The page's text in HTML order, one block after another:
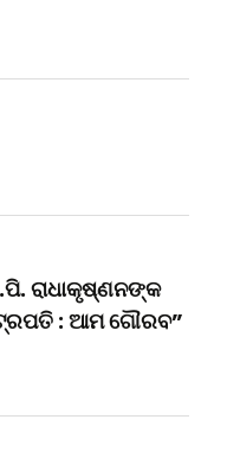
ରାଧାକୃଷ୍ଣନଙ୍କ
: ଆମ ଗୌରବ”